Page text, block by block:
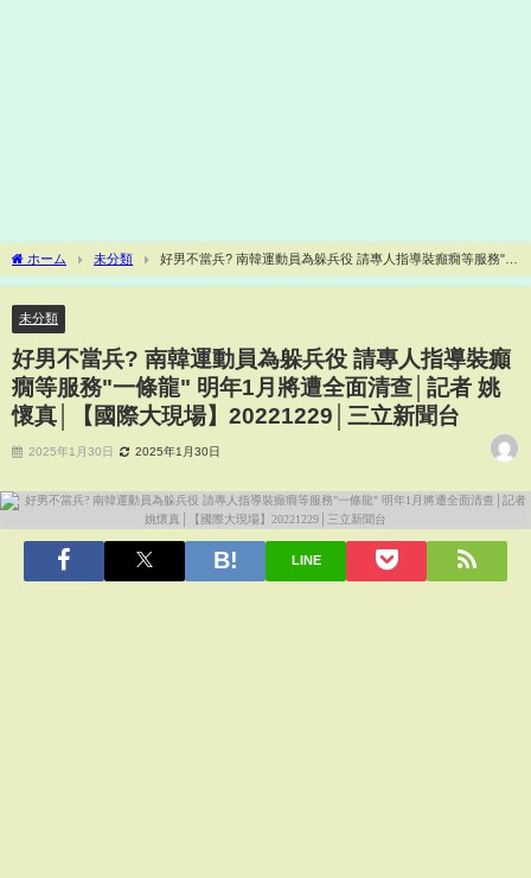
ホーム 未分類
好男不當兵? 南韓運動員為躲兵役 請專人指導裝癲癇等服務"一
條龍" 明年1月將遭全面清查│記者 姚懷真│【國際大現場】20221229│三立新聞台
未分類
好男不當兵? 南韓運動員為躲兵役 請專人指導裝癲
癇等服務"一條龍" 明年1月將遭全面清查│記者 姚
懷真│【國際大現場】20221229│三立新聞台
2025年1月30日 2025年1月30日
LINE